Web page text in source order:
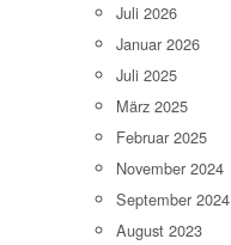
Juli 2026
Januar 2026
Juli 2025
März 2025
Februar 2025
November 2024
September 2024
August 2023